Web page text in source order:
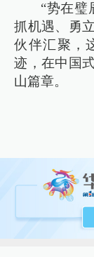
“势在璧
抓机遇、勇
伙伴汇聚，
迹，在中国
山篇章。